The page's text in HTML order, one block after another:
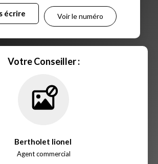
écrire Voir le numéro
Votre Conseiller :
Bertholet lionel
Agent commercial